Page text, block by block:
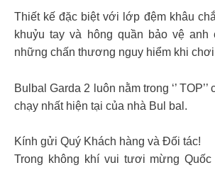
Thiết kế đặc biệt với lớp đệm khâu
khuỷu tay và hông quần bảo vệ anh
những chấn thương nguy hiểm khi
Bulbal Garda 2 luôn nằm trong ‘’
chạy nhất hiện tại của nhà Bul bal.
Kính gửi Quý Khách hàng và Đối tác!
Trong không khí vui tươi mừng